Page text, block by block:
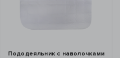
Пододеяльник с наволочками